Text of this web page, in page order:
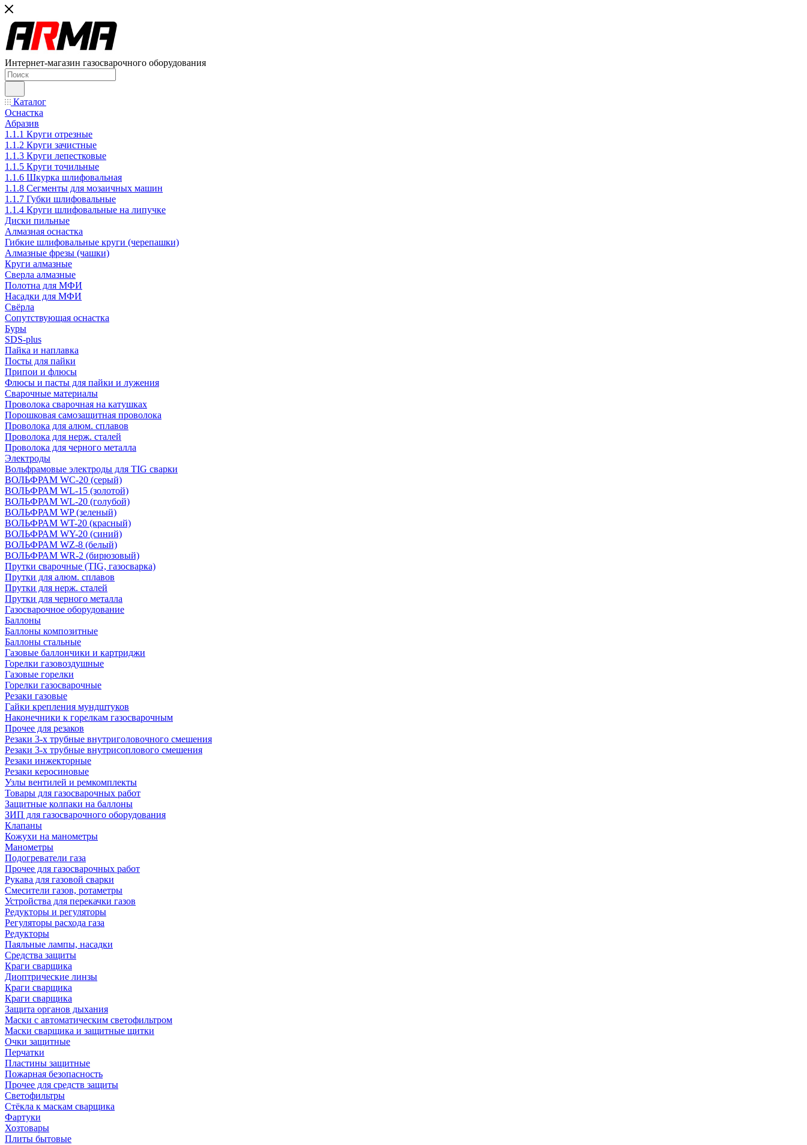
Интернет-магазин газосварочного оборудования
Каталог
Оснастка
Абразив
1.1.1 Круги отрезные
1.1.2 Круги зачистные
1.1.3 Круги лепестковые
1.1.5 Круги точильные
1.1.6 Шкурка шлифовальная
1.1.8 Сегменты для мозаичных машин
1.1.7 Губки шлифовальные
1.1.4 Круги шлифовальные на липучке
Диски пильные
Алмазная оснастка
Гибкие шлифовальные круги (черепашки)
Алмазные фрезы (чашки)
Круги алмазные
Сверла алмазные
Полотна для МФИ
Насадки для МФИ
Свёрла
Сопутствующая оснастка
Буры
SDS-plus
Пайка и наплавка
Посты для пайки
Припои и флюсы
Флюсы и пасты для пайки и лужения
Сварочные материалы
Проволока сварочная на катушках
Порошковая самозащитная проволока
Проволока для алюм. сплавов
Проволока для нерж. сталей
Проволока для черного металла
Электроды
Вольфрамовые электроды для TIG сварки
ВОЛЬФРАМ WC-20 (серый)
ВОЛЬФРАМ WL-15 (золотой)
ВОЛЬФРАМ WL-20 (голубой)
ВОЛЬФРАМ WP (зеленый)
ВОЛЬФРАМ WT-20 (красный)
ВОЛЬФРАМ WY-20 (синий)
ВОЛЬФРАМ WZ-8 (белый)
ВОЛЬФРАМ WR-2 (бирюзовый)
Прутки сварочные (TIG, газосварка)
Прутки для алюм. сплавов
Прутки для нерж. сталей
Прутки для черного металла
Газосварочное оборудование
Баллоны
Баллоны композитные
Баллоны стальные
Газовые баллончики и картриджи
Горелки газовоздушные
Газовые горелки
Горелки газосварочные
Резаки газовые
Гайки крепления мундштуков
Наконечники к горелкам газосварочным
Прочее для резаков
Резаки 3-х трубные внутриголовочного смешения
Резаки 3-х трубные внутрисоплового смешения
Резаки инжекторные
Резаки керосиновые
Узлы вентилей и ремкомплекты
Товары для газосварочных работ
Защитные колпаки на баллоны
ЗИП для газосварочного оборудования
Клапаны
Кожухи на манометры
Манометры
Подогреватели газа
Прочее для газосварочных работ
Рукава для газовой сварки
Смесители газов, ротаметры
Устройства для перекачки газов
Редукторы и регуляторы
Регуляторы расхода газа
Редукторы
Паяльные лампы, насадки
Средства защиты
Краги сварщика
Диоптрические линзы
Краги сварщика
Краги сварщика
Защита органов дыхания
Маски с автоматическим светофильтром
Маски сварщика и защитные щитки
Очки защитные
Перчатки
Пластины защитные
Пожарная безопасность
Прочее для средств защиты
Светофильтры
Стёкла к маскам сварщика
Фартуки
Хозтовары
Плиты бытовые